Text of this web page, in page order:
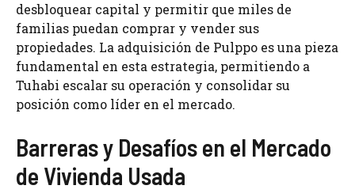
desbloquear capital y permitir que miles de
familias puedan comprar y vender sus
propiedades. La adquisición de Pulppo es una pieza
fundamental en esta estrategia, permitiendo a
Tuhabi escalar su operación y consolidar su
posición como líder en el mercado.
Barreras y Desafíos en el Mercado
de Vivienda Usada